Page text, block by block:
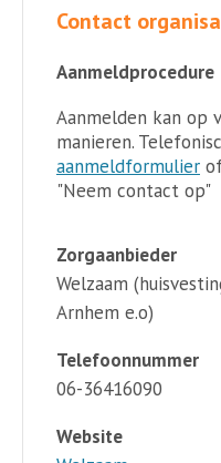
Contact
Aanmeldprocedure
Aanmelden kan op
manieren.
aanmeldformulier
"Neem contact op"
Zorgaanbieder
Welzaam
Arnhem e.o)
Telefoonnummer
06-36416090
Website